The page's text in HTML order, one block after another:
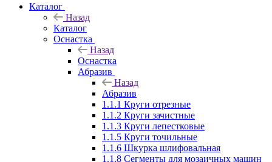
Каталог
Назад
Каталог
Оснастка
Назад
Оснастка
Абразив
Назад
Абразив
1.1.1 Круги отрезные
1.1.2 Круги зачистные
1.1.3 Круги лепестковые
1.1.5 Круги точильные
1.1.6 Шкурка шлифовальная
1.1.8 Сегменты для мозаичных машин